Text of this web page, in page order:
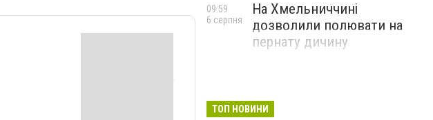
На Хмельниччині
дозволили полювати на
пернату дичину
09:59
6 серпня
ТОП НОВИНИ